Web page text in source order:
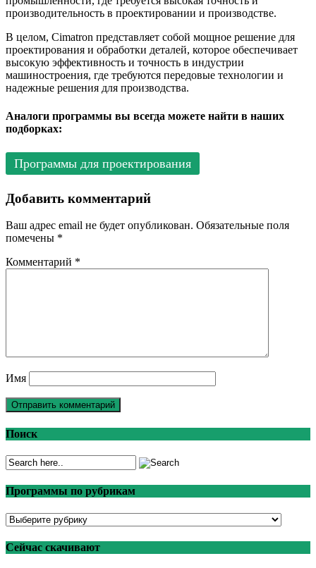
производительность в проектировании и производстве.
В целом, Cimatron представляет собой мощное решение для
проектирования и обработки деталей, которое обеспечивает
высокую эффективность и точность в индустрии
машиностроения, где требуются передовые технологии и
надежные решения для производства.
Аналоги программы вы всегда можете найти в наших
подборках:
Программы для проектирования
Добавить комментарий
Ваш адрес email не будет опубликован. Обязательные поля
помечены *
Комментарий *
Имя
Поиск
Программы по рубрикам
Программы
рубрикам
Сейчас скачивают